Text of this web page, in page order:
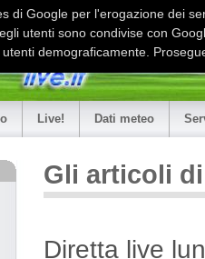
Live! Dati meteo
Gli articoli
Diretta live
di Google per l'erogazione dei
utenti sono condivise con
demograficamente.